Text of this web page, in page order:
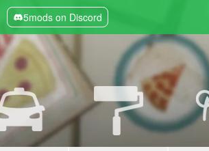
5mods on Discord